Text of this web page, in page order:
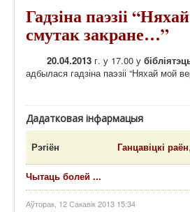
Гадзіна паэзіі
смутак закране…”
20.04.2013 г. у 17.00 у
адбылася гадзіна паэзіі “Няхай мой
Дадатковая інфармацыя
Рэгіён Ганцавіцкі раён
Чытаць болей ...
Аўторак, 12 Сакавік 2013 15:34